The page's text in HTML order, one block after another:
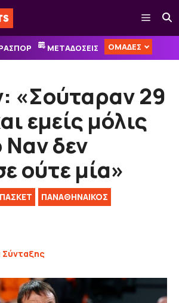
Μενού
ΜΕΤΑΔΟΣΕΙΣ ΟΜΑΔΕΣ
«Σούταραν 29
εμείς μόλις
δεν
ούτε μία»
ΠΑΝΑΘΗΝΑΙΚΟΣ